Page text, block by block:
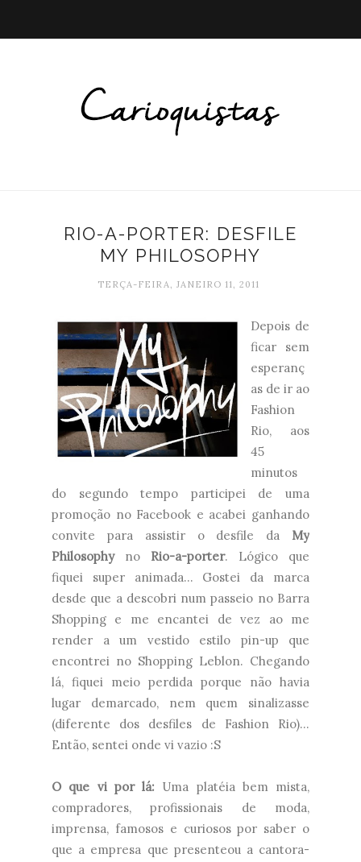
RIO-A-PORTER: DESFILE
MY PHILOSOPHY
TERÇA-FEIRA, JANEIRO 11, 2011
Depois de
ficar sem
esperanç
as de ir ao
Fashion
Rio, aos
45
minutos
do segundo tempo participei de uma
promoção no Facebook e acabei ganhando
convite para assistir o desfile da My
Philosophyno Rio-a-porter. Lógico que
fiquei super animada... Gostei da marca
desde que a descobri num passeio no Barra
Shopping e me encantei de vez ao me
render a um vestido estilo pin-up que
encontrei no Shopping Leblon. Chegando
lá, fiquei meio perdida porque não havia
lugar demarcado, nem quem sinalizasse
(diferente dos desfiles de Fashion Rio)...
Então, sentei onde vi vazio :S
O que vi por lá: Uma platéia bem mista,
compradores, profissionais de moda,
imprensa, famosos e curiosos por saber o
que a empresa que presenteou a cantora-